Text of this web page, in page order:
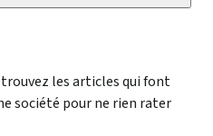
les articles qui font
société pour ne rien rater